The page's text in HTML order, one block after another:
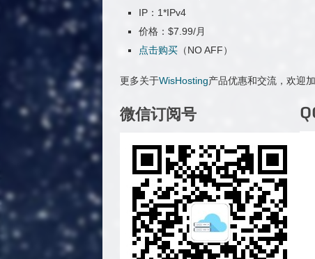
IP：1*IPv4
价格：$7.99/月
点击购买（NO AFF）
更多关于WisHosting产品优惠和交流，欢迎
微信订阅号